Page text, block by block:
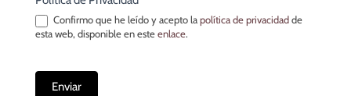
Confirmo que he leído y acepto lapolítica de privacidadde
esta web, disponible en esteenlace.
Enviar